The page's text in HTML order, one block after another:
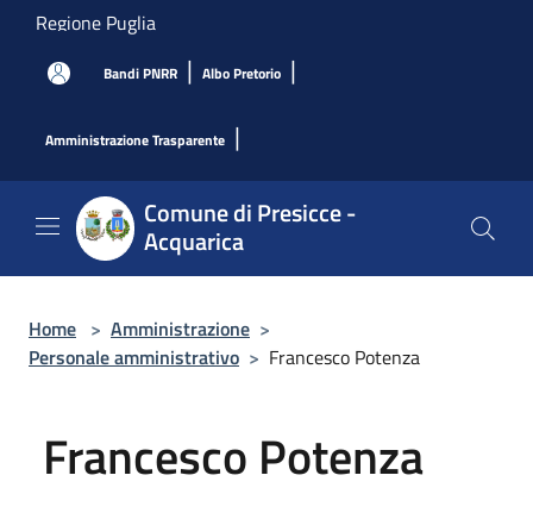
Salta al contenuto principale
Regione Puglia
Bandi PNRR | Albo Pretorio |
Amministrazione Trasparente |
Comune di Presicce -
Acquarica
Home > Amministrazione >
Personale amministrativo > Francesco Potenza
Francesco Potenza